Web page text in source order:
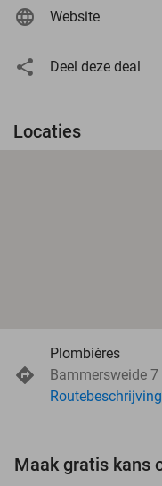
Website
Deel deze deal
Locaties
Plombières
Bammersweide 7
Routebeschrijving